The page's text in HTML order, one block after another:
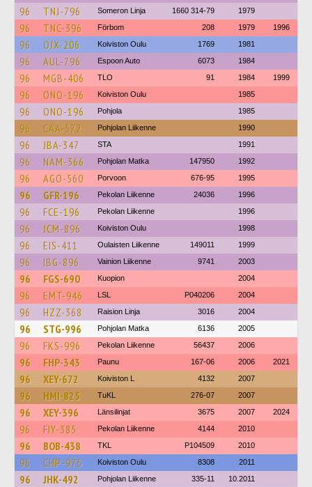
96 TNJ-796 Someron Linja 1660 314-79 1979
96 TNC-396 Förbom 208 1979 1996
96 OJX-206 Koiviston Oulu 1769 1981
96 AUL-796 Espoon Auto 6073 1984
96 MGB-406 TLO 91 1984 1999
96 ONO-196 Koiviston Oulu 1985
96 ONO-196 Pohjola 1985
96 CAA-572 Pohjolan Liikenne 1990
96 JBA-347 STA 1991
96 NAM-366 Pohjolan Matka 147950 1992
96 AGO-560 Porvoon 676-95 1995
96 GFR-196 Pekolan Liikenne 24036 1996
96 FCE-196 Pekolan Liikenne 1996
96 JCM-896 Koiviston Oulu 1998
96 EIS-411 Oulaisten Liikenne 149011 1999
96 IBG-896 Vainion Liikenne 9741 2003
96 FGS-690 Kuopion 2004
96 EMT-946 LSL P040206 2004
96 HZZ-368 Raision Linja 3016 2004
96 STG-996 Pohjolan Matka 6136 2005
96 FKS-996 Pekolan Liikenne 56437 2006
96 FHP-343 Paunu 167-06 2006 2021
96 XEY-672 Koiviston L 4132 2007
96 HMI-825 TuKL 276-07 2007
96 XEY-396 Länsilinjat 3675 2007 2024
96 FIY-385 Pekolan Liikenne 4144 2010
96 BOB-438 TKL P104509 2010
96 CHP-976 Koiviston Oulu 8308 2011
96 JHK-492 Pohjolan Liikenne 335-11 10.2011